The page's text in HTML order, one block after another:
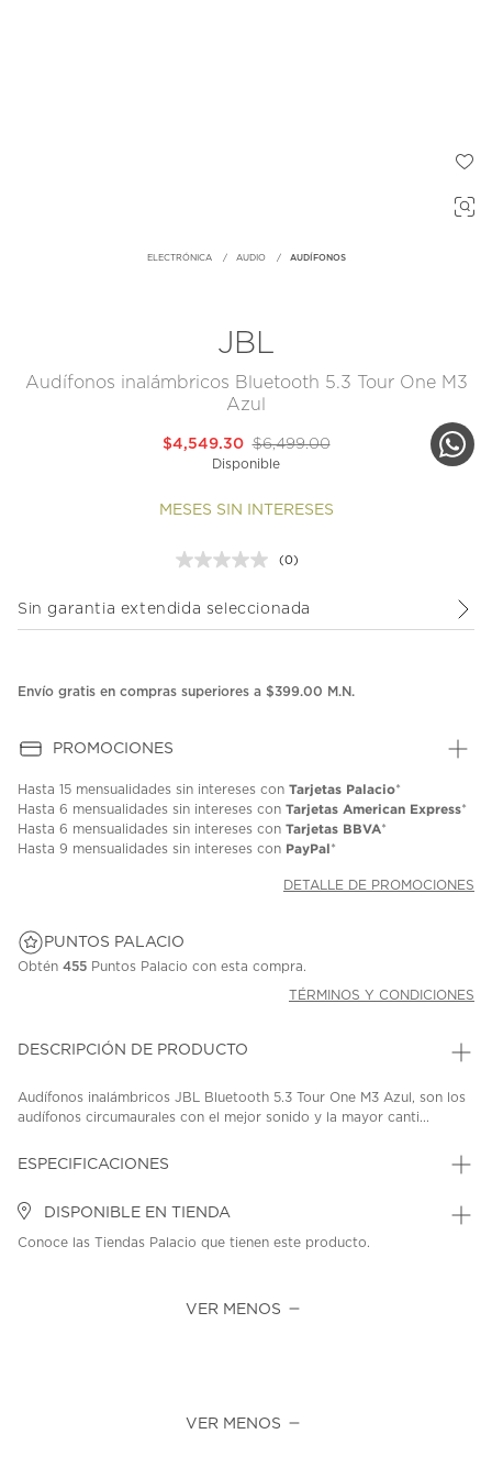
ELECTRÓNICA AUDIO AUDÍFONOS
JBL
Audífonos inalámbricos Bluetooth 5.3 Tour One M3
Azul
$6,499.00
$4,549.30
Disponible
MESES SIN INTERESES
Sin
Enlace
(0)
Sin garantia extendida seleccionada
Envío gratis en compras superiores a $399.00 M.N.
PROMOCIONES
Hasta 15 mensualidades sin intereses con Tarjetas Palacio*
Hasta 6 mensualidades sin intereses con Tarjetas American Express*
Hasta 6 mensualidades sin intereses con Tarjetas BBVA*
Hasta 9 mensualidades sin intereses con PayPal*
DETALLE DE PROMOCIONES
PUNTOS PALACIO
Obtén 455 Puntos Palacio con esta compra.
TÉRMINOS Y CONDICIONES
DESCRIPCIÓN DE PRODUCTO
Audífonos inalámbricos JBL Bluetooth 5.3 Tour One M3 Azul, son los
audífonos circumaurales con el mejor sonido y la mayor canti...
ESPECIFICACIONES
DISPONIBLE EN TIENDA
Conoce las Tiendas Palacio que tienen este producto.
VER MENOS
VER MENOS